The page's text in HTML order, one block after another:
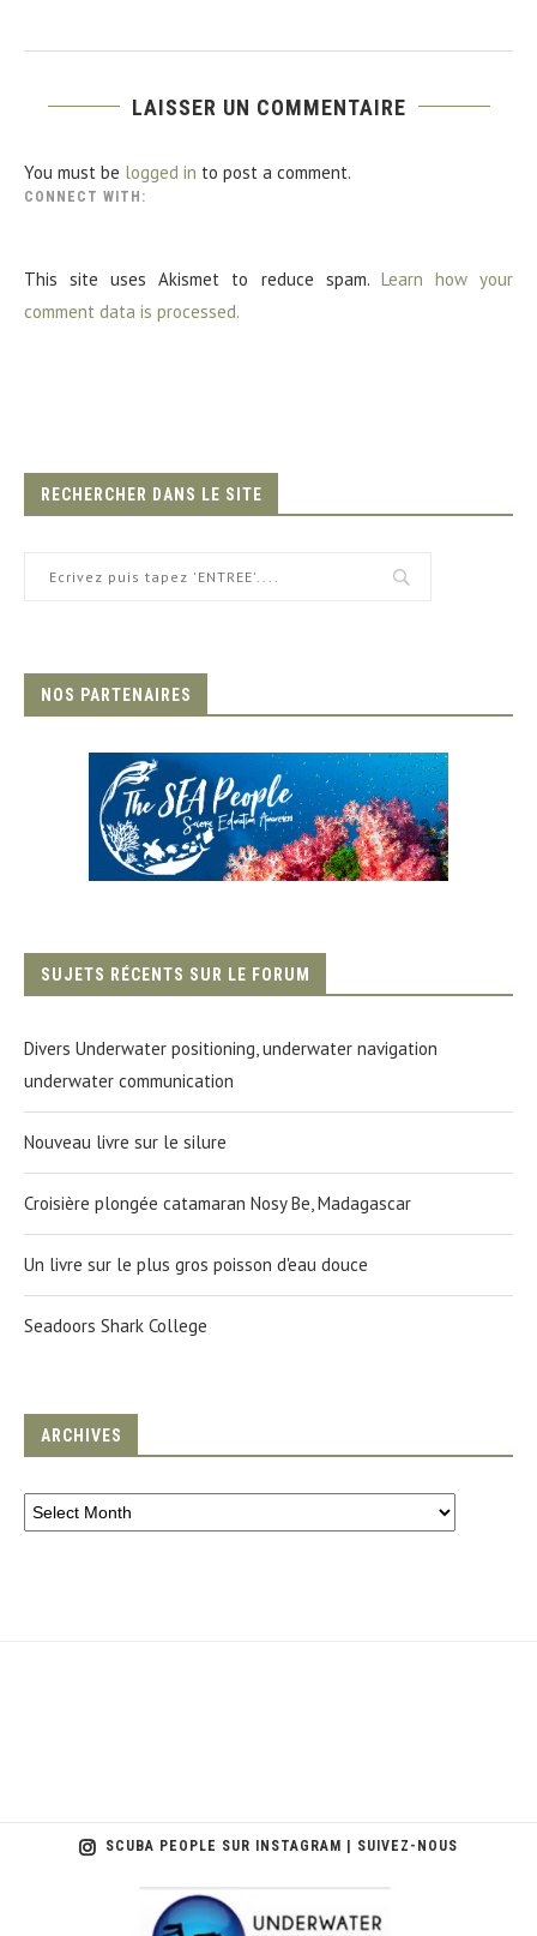
LAISSER UN COMMENTAIRE
You must be logged in to post a comment.
CONNECT WITH:
This site uses Akismet to reduce spam. Learn how your
comment data is processed.
RECHERCHER DANS LE SITE
NOS PARTENAIRES
SUJETS RÉCENTS SUR LE FORUM
Divers Underwater positioning, underwater navigation
underwater communication
Nouveau livre sur le silure
Croisière plongée catamaran Nosy Be, Madagascar
Un livre sur le plus gros poisson d'eau douce
Seadoors Shark College
ARCHIVES
SCUBA PEOPLE SUR INSTAGRAM | SUIVEZ-NOUS
scuba_people_magazine